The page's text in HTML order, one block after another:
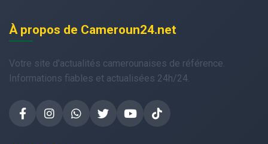
À propos de Cameroun24.net
Votre site d'actualités camerounaises de référence.
Informations fiables et actualisées 24h/24.